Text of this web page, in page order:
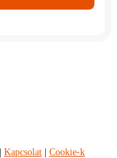
Kapcsolat
Cookie-k